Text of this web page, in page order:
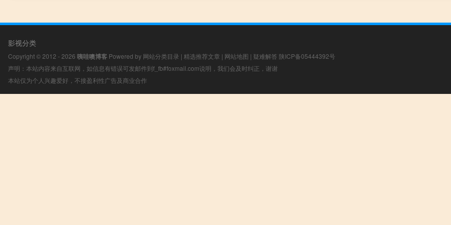
影视分类
Copyright © 2012 - 2026 咦哇噢博客 Powered by 网站分类目录 | 精选推荐文章 | 网站地图 | 疑难解答 陕ICP备05444392号
声明：本站内容来自互联网，如信息有错误可发邮件到f_fb#foxmail.com说明，我们会及时纠正，谢谢
本站仅为个人兴趣爱好，不接盈利性广告及商业合作